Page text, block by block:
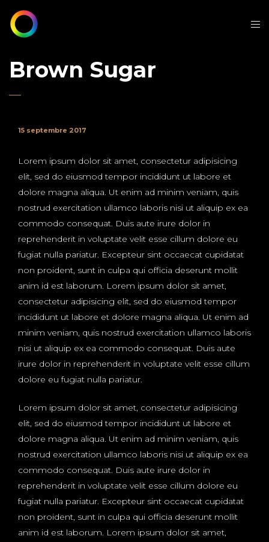
Brown Sugar
15 septembre 2017
Lorem ipsum dolor sit amet, consectetur adipisicing
elit, sed do eiusmod tempor incididunt ut labore et
dolore magna aliqua. Ut enim ad minim veniam, quis
nostrud exercitation ullamco laboris nisi ut aliquip ex ea
commodo consequat. Duis aute irure dolor in
reprehenderit in voluptate velit esse cillum dolore eu
fugiat nulla pariatur. Excepteur sint occaecat cupidatat
non proident, sunt in culpa qui officia deserunt mollit
anim id est laborum. Lorem ipsum dolor sit amet,
consectetur adipisicing elit, sed do eiusmod tempor
incididunt ut labore et dolore magna aliqua. Ut enim ad
minim veniam, quis nostrud exercitation ullamco laboris
nisi ut aliquip ex ea commodo consequat. Duis aute
irure dolor in reprehenderit in voluptate velit esse cillum
dolore eu fugiat nulla pariatur.
Lorem ipsum dolor sit amet, consectetur adipisicing
elit, sed do eiusmod tempor incididunt ut labore et
dolore magna aliqua. Ut enim ad minim veniam, quis
nostrud exercitation ullamco laboris nisi ut aliquip ex ea
commodo consequat. Duis aute irure dolor in
reprehenderit in voluptate velit esse cillum dolore eu
fugiat nulla pariatur. Excepteur sint occaecat cupidatat
non proident, sunt in culpa qui officia deserunt mollit
anim id est laborum. Lorem ipsum dolor sit amet,